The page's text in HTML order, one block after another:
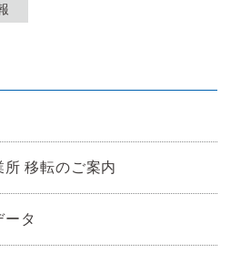
移転のご案内
タ